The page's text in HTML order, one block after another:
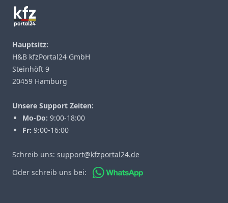
Hauptsitz:
H&B kfzPortal24 GmbH
Steinhöft 9
20459 Hamburg
Unsere Support Zeiten:
Mo-Do: 9:00-18:00
Fr: 9:00-16:00
Schreib uns: support@kfzportal24.de
Oder schreib uns bei: